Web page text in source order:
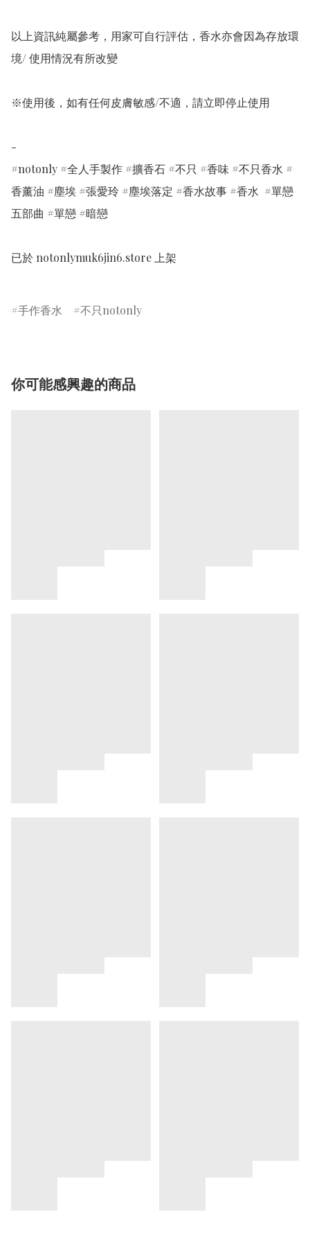
以上資訊純屬參考，用家可自行評估，香水亦會因為存放環
境/ 使用情況有所改變
※使用後，如有任何皮膚敏感/不適，請立即停止使用
-
#notonly #全人手製作 #擴香石 #不只 #香味 #不只香水 #
香薰油 #塵埃 #張愛玲 #塵埃落定 #香水故事 #香水  #單戀
五部曲 #單戀 #暗戀
已於 notonlymuk6jin6.store 上架
手作香水 不只notonly
你可能感興趣的商品